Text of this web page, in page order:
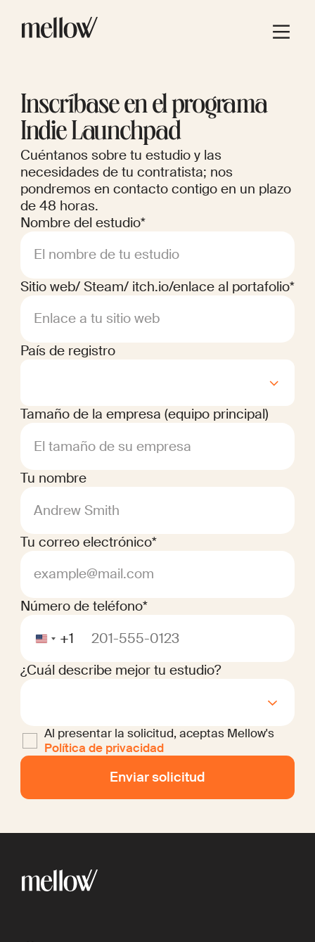
Inscríbase en el programa
Indie Launchpad
Cuéntanos sobre tu estudio y las
necesidades de tu contratista; nos
pondremos en contacto contigo en un plazo
de 48 horas.
Nombre del estudio*
El nombre de tu estudio
Sitio web/ Steam/ itch.io/enlace al portafolio*
Enlace a tu sitio web
País de registro
Tamaño de la empresa (equipo principal)
El tamaño de su empresa
Tu nombre
Andrew Smith
Tu correo electrónico*
example@mail.com
Número de teléfono*
+1
¿Cuál describe mejor tu estudio?
Al presentar la solicitud, aceptas Mellow's
Política de privacidad